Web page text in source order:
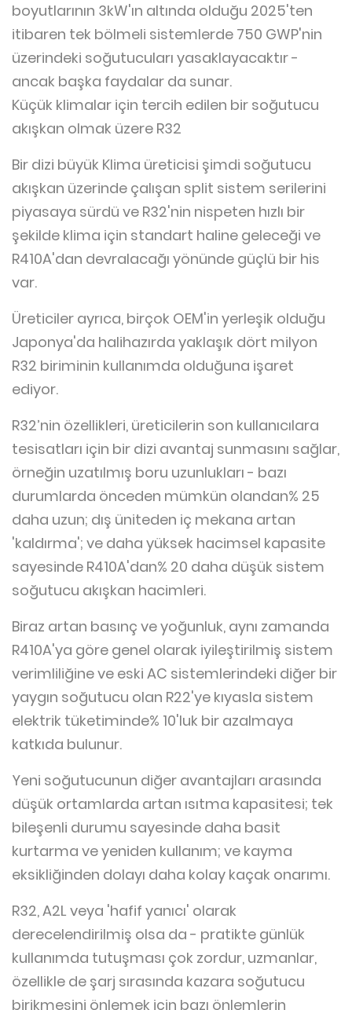
boyutlarının 3kW'ın altında olduğu 2025'ten
itibaren tek bölmeli sistemlerde 750 GWP'nin
üzerindeki soğutucuları yasaklayacaktır -
ancak başka faydalar da sunar.
Küçük klimalar için tercih edilen bir soğutucu
akışkan olmak üzere R32
Bir dizi büyük Klima üreticisi şimdi soğutucu
akışkan üzerinde çalışan split sistem serilerini
piyasaya sürdü ve R32'nin nispeten hızlı bir
şekilde klima için standart haline geleceği ve
R410A'dan devralacağı yönünde güçlü bir his
var.
Üreticiler ayrıca, birçok OEM'in yerleşik olduğu
Japonya'da halihazırda yaklaşık dört milyon
R32 biriminin kullanımda olduğuna işaret
ediyor.
R32’nin özellikleri, üreticilerin son kullanıcılara
tesisatları için bir dizi avantaj sunmasını sağlar,
örneğin uzatılmış boru uzunlukları - bazı
durumlarda önceden mümkün olandan% 25
daha uzun; dış üniteden iç mekana artan
'kaldırma'; ve daha yüksek hacimsel kapasite
sayesinde R410A'dan% 20 daha düşük sistem
soğutucu akışkan hacimleri.
Biraz artan basınç ve yoğunluk, aynı zamanda
R410A'ya göre genel olarak iyileştirilmiş sistem
verimliliğine ve eski AC sistemlerindeki diğer bir
yaygın soğutucu olan R22'ye kıyasla sistem
elektrik tüketiminde% 10'luk bir azalmaya
katkıda bulunur.
Yeni soğutucunun diğer avantajları arasında
düşük ortamlarda artan ısıtma kapasitesi; tek
bileşenli durumu sayesinde daha basit
kurtarma ve yeniden kullanım; ve kayma
eksikliğinden dolayı daha kolay kaçak onarımı.
R32, A2L veya 'hafif yanıcı' olarak
derecelendirilmiş olsa da - pratikte günlük
kullanımda tutuşması çok zordur, uzmanlar,
özellikle de şarj sırasında kazara soğutucu
birikmesini önlemek için bazı önlemlerin